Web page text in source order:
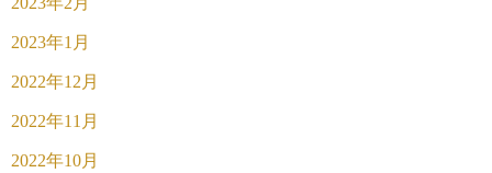
2023年1月
2022年12月
2022年11月
2022年10月